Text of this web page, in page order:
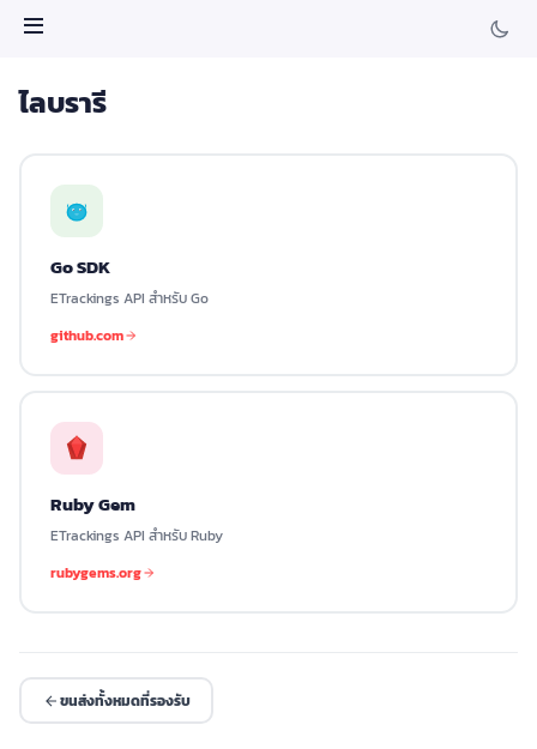
ไลบรารี
Go SDK
ETrackings API สำหรับ Go
github.com
Ruby Gem
ETrackings API สำหรับ Ruby
rubygems.org
ขนส่งทั้งหมดที่รองรับ